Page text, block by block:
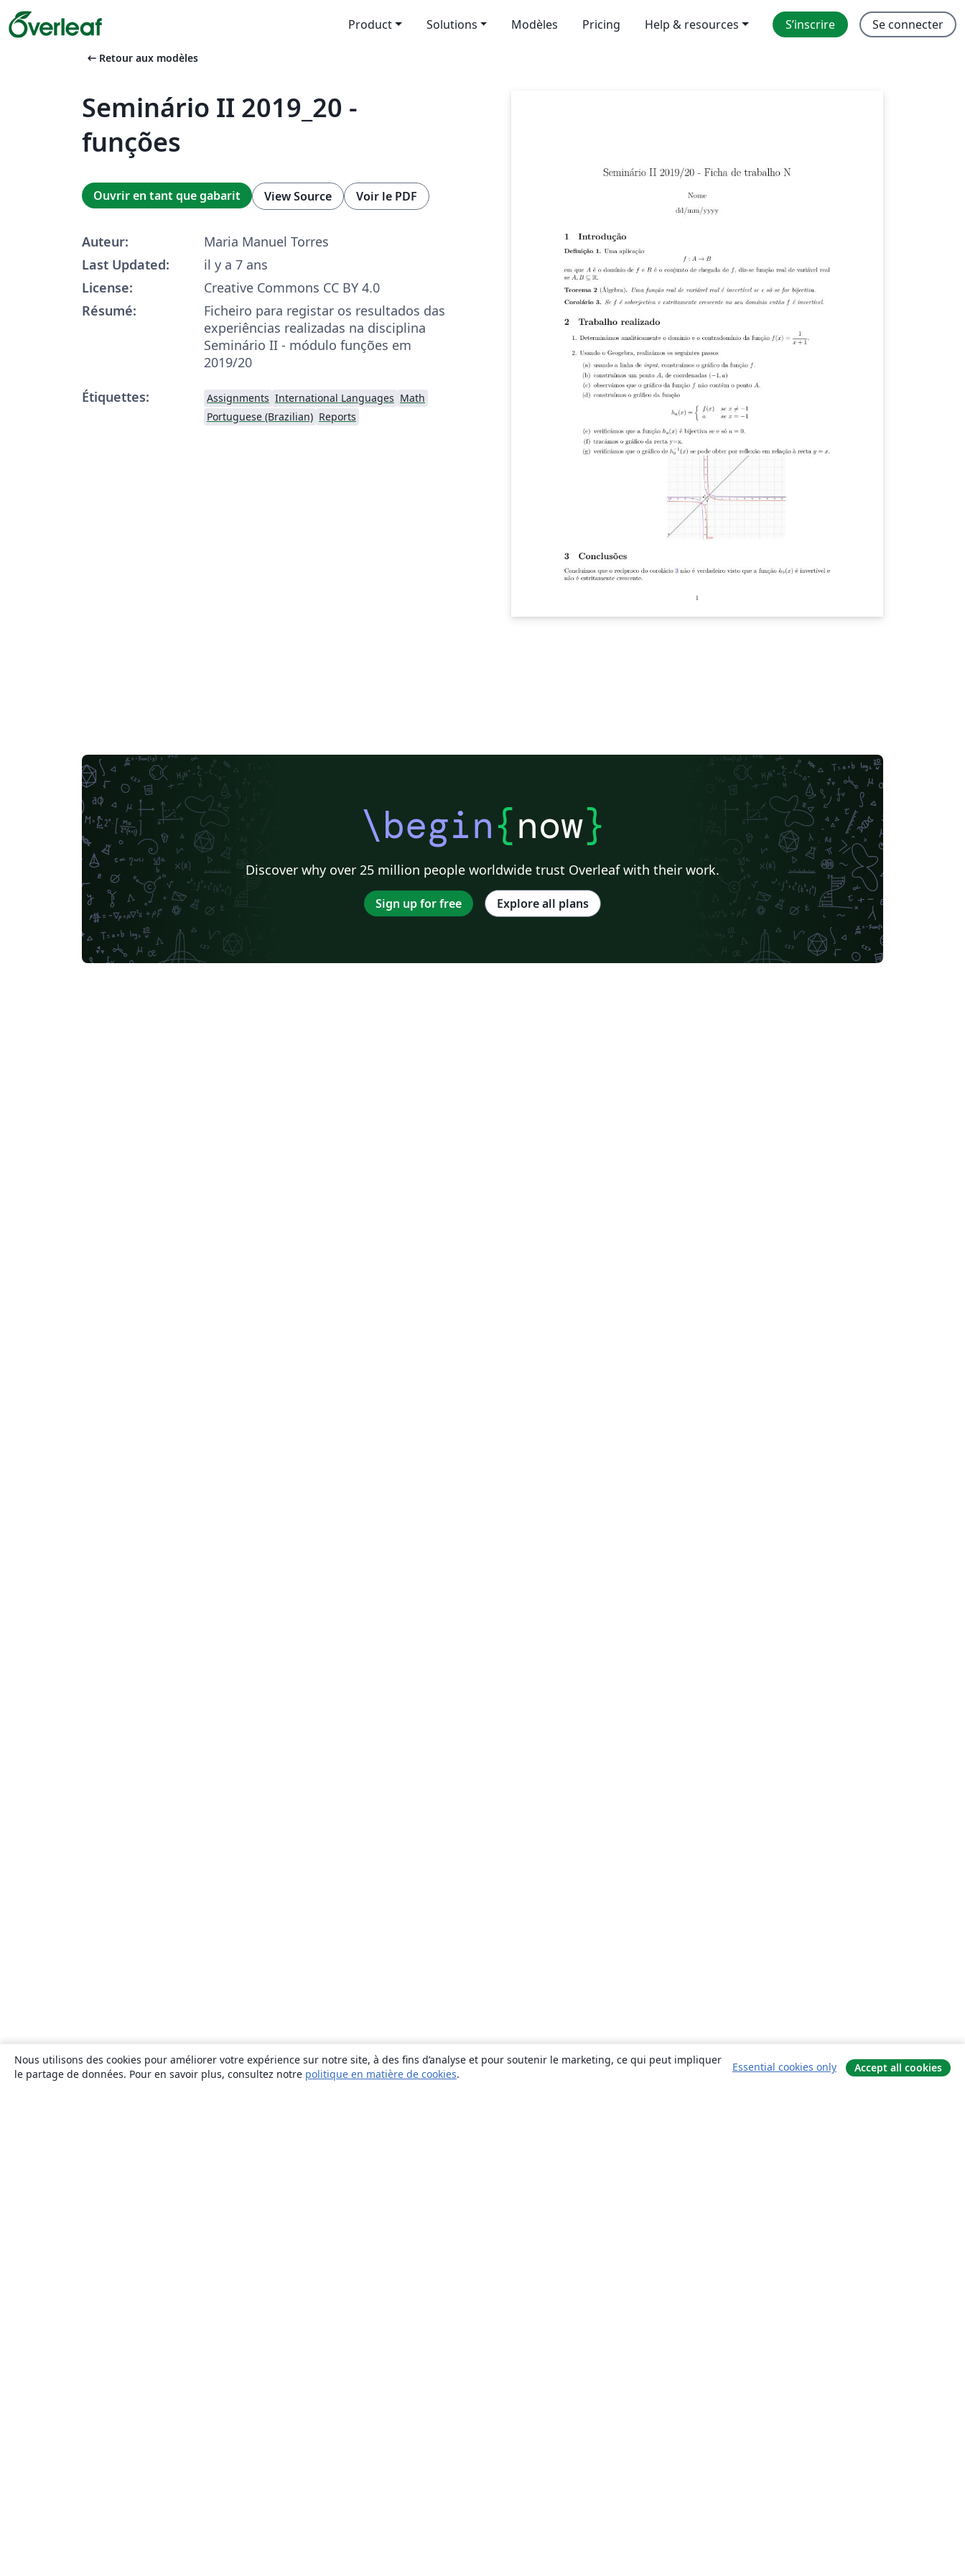
Product Solutions Modèles Pricing Help & resources S’inscrire Se connecter
arrow_left_alt Retour aux modèles
Seminário II 2019_20 -
funções
Ouvrir en tant que gabarit View Source Voir le PDF
Auteur:
Maria Manuel Torres
Last Updated:
il y a 7 ans
License:
Creative Commons CC BY 4.0
Résumé:
Ficheiro para registar os resultados das
experiências realizadas na disciplina
Seminário II - módulo funções em
2019/20
Étiquettes:
Assignments International Languages Math
Portuguese (Brazilian) Reports
\begin{now}
Discover why over 25 million people worldwide trust Overleaf with their work.
Sign up for free Explore all plans
Nous utilisons des cookies pour améliorer votre expérience sur notre site, à des fins d’analyse et pour soutenir le marketing, ce qui peut impliquer
le partage de données. Pour en savoir plus, consultez notre politique en matière de cookies.
Essential cookies only Accept all cookies